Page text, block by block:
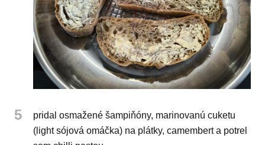
5
pridal osmažené šampiňóny, marinovanú cuketu
(light sójová omáčka) na plátky, camembert a potrel